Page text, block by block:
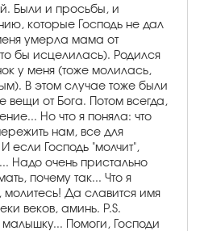
Были и просьбы, и
которые Господь не дал
умерла мама от
бы исцелилась). Родился
у меня (тоже молилась,
В этом случае тоже были
вещи от Бога. Потом всегда,
Но что я поняла: что
нам, все для
если Господь "молчит",
Надо очень пристально
почему так... Что я
молитесь! Да славится имя
веков, аминь. P.S.
Помоги, Господи